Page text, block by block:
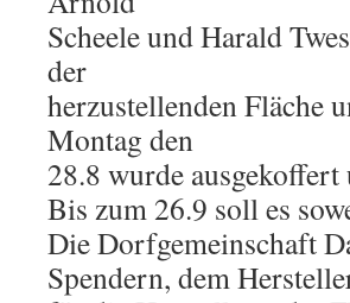
Scheele und Harald
der
herzustellenden Fläche
Montag den
28.8 wurde
Bis zum 26.9 soll es
Die Dorfgemeinschaft
Spendern, dem